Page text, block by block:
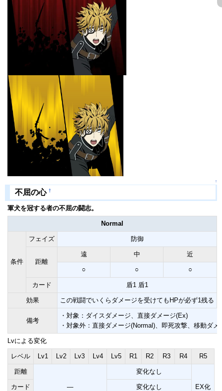
↑
不屈の心 †
軍犬を冠する者の不屈の闘志。
Normal
条件
フェイズ 防御
距離
遠 中 近
○ ○ ○
カード 盾1 盾1
効果 この戦闘でいくらダメージを受けてもHPが必ず1残る
備考
・対象：ダイスダメージ、直接ダメージ(Ex)
・対象外：直接ダメージ(Normal)、即死攻撃、移動ダメ
Lvによる変化
レベル Lv1 Lv2 Lv3 Lv4 Lv5 R1 R2 R3 R4 R5
距離
―
変化なし
EX化
カード 変化なし